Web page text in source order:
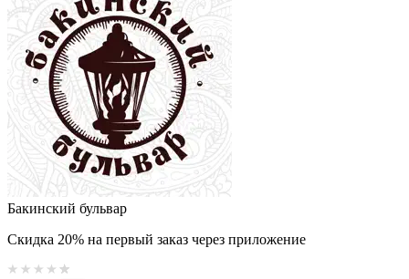
Бакинский бульвар
Скидка 20% на первый заказ через приложение